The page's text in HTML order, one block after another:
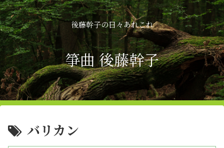
後藤幹子の日々あれこれ
箏曲 後藤幹子
バリカン